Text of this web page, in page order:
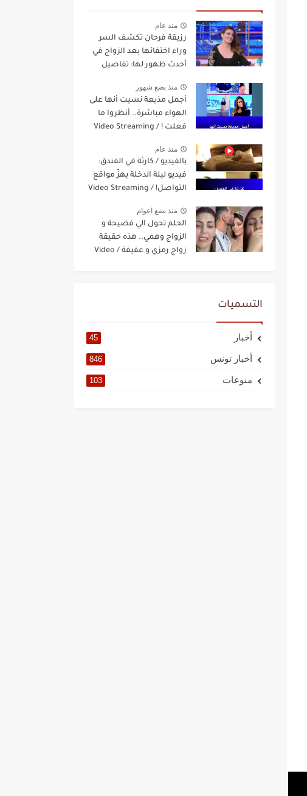
منذ عام
رزيقة فرحان تكشف السر
وراء اختفائها بعد الزواج في
أحدث ظهور لها: تفاصيل
منذ بضع شهور
أجمل مذيعة نسيت أنها على
الهواء مباشرة.. أنظروا ما
فعلت ! / Video Streaming
منذ عام
بالفيديو / كارثة في الفندق:
فيديو ليلة الدخلة يهزّ مواقع
التواصل! / Video Streaming
منذ بضع اعوام
الحلم تحول الي فضيحة و
الزواج وهمي.. هذه حقيقة
زواج رمزي و عفيفة / Video
التسميات
أخبار 45
أخبار تونس 846
منوعات 103